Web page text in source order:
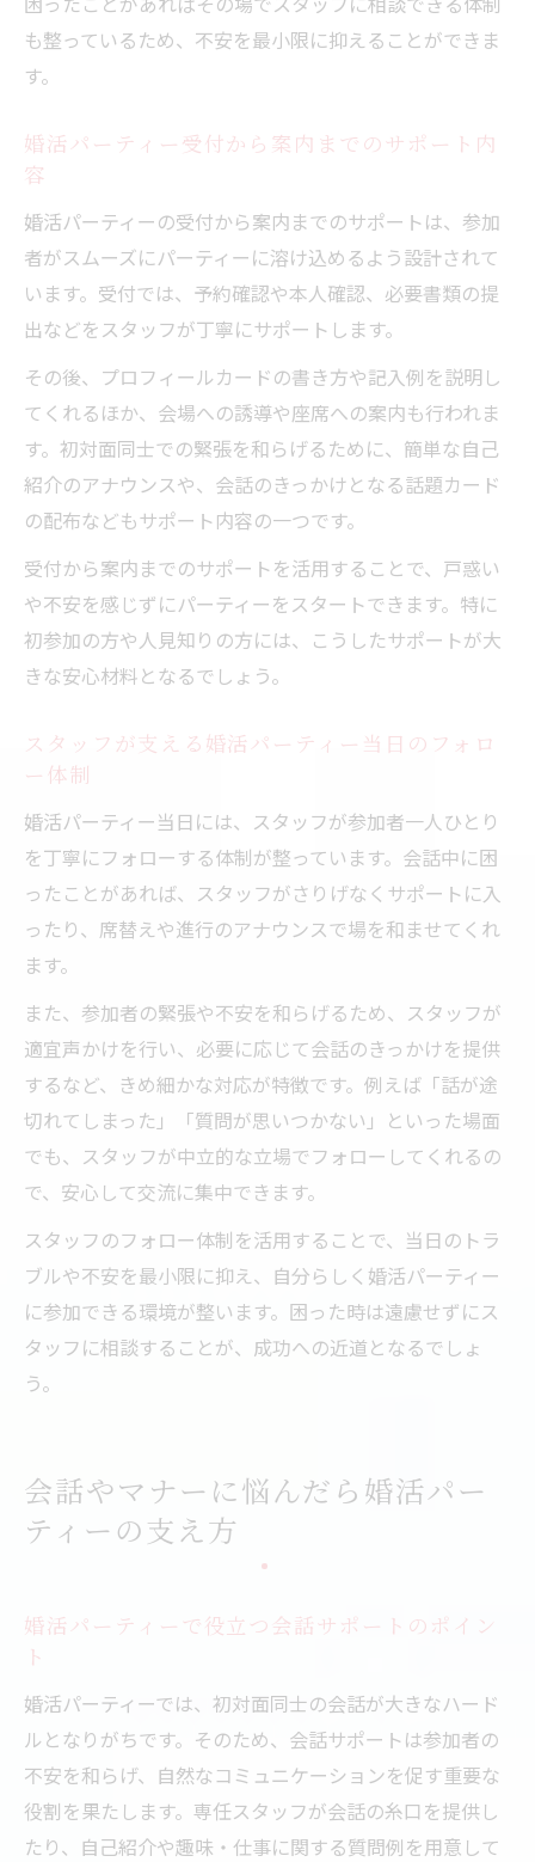
婚活パーティーの成果を左右する行動サポ
ント
も整っているため、不安を最小限に抑えることができま
す。
婚活パーティー受付から案内までのサポート内
容
婚活パーティーの受付から案内までのサポートは、参加
者がスムーズにパーティーに溶け込めるよう設計されて
います。受付では、予約確認や本人確認、必要書類の提
出などをスタッフが丁寧にサポートします。
その後、プロフィールカードの書き方や記入例を説明し
てくれるほか、会場への誘導や座席への案内も行われま
す。初対面同士での緊張を和らげるために、簡単な自己
紹介のアナウンスや、会話のきっかけとなる話題カード
の配布などもサポート内容の一つです。
受付から案内までのサポートを活用することで、戸惑い
や不安を感じずにパーティーをスタートできます。特に
初参加の方や人見知りの方には、こうしたサポートが大
きな安心材料となるでしょう。
スタッフが支える婚活パーティー当日のフォロ
ー体制
婚活パーティー当日には、スタッフが参加者一人ひとり
を丁寧にフォローする体制が整っています。会話中に困
ったことがあれば、スタッフがさりげなくサポートに入
ったり、席替えや進行のアナウンスで場を和ませてくれ
ます。
また、参加者の緊張や不安を和らげるため、スタッフが
適宜声かけを行い、必要に応じて会話のきっかけを提供
するなど、きめ細かな対応が特徴です。例えば「話が途
切れてしまった」「質問が思いつかない」といった場面
でも、スタッフが中立的な立場でフォローしてくれるの
で、安心して交流に集中できます。
スタッフのフォロー体制を活用することで、当日のトラ
ブルや不安を最小限に抑え、自分らしく婚活パーティー
に参加できる環境が整います。困った時は遠慮せずにス
タッフに相談することが、成功への近道となるでしょ
う。
会話やマナーに悩んだら婚活パー
ティーの支え方
婚活パーティーで役立つ会話サポートのポイン
ト
婚活パーティーでは、初対面同士の会話が大きなハード
ルとなりがちです。そのため、会話サポートは参加者の
不安を和らげ、自然なコミュニケーションを促す重要な
役割を果たします。専任スタッフが会話の糸口を提供し
たり、自己紹介や趣味・仕事に関する質問例を用意して